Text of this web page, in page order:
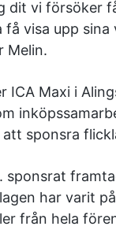
dit vi försöker
få visa upp
Melin.
ICA Maxi i
att sponsra
sponsrat
har varit
från hela